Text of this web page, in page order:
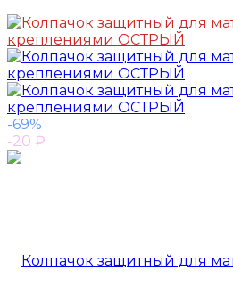
-69%
-20 ₽